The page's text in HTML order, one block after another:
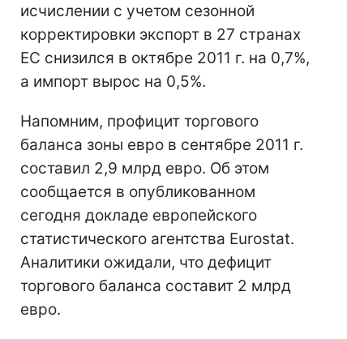
исчислении с учетом сезонной
корректировки экспорт в 27 странах
ЕС снизился в октябре 2011 г. на 0,7%,
а импорт вырос на 0,5%.
Напомним, профицит торгового
баланса зоны евро в сентябре 2011 г.
составил 2,9 млрд евро. Об этом
сообщается в опубликованном
сегодня докладе европейского
статистического агентства Eurostat.
Аналитики ожидали, что дефицит
торгового баланса составит 2 млрд
евро.